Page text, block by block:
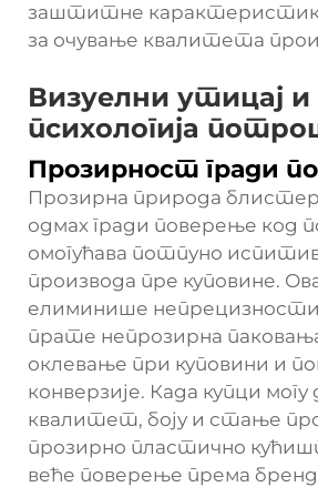
заштитне
за очување квалитета
Визуелни утицај и
психологија
Прозирност гради
Прозирна природа
одмах гради поверење код
омогућава потпуно
производа пре куповине.
елиминише непрецизности
прате непрозирна
оклевање при куповини и
конверзије. Када купци
квалитет, боју и стање
прозирно пластично
веће поверење према